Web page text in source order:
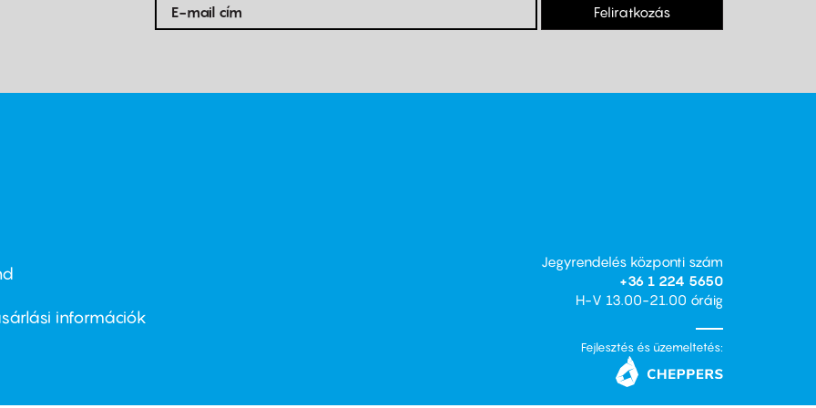
Feliratkozás
információk
Jegyrendelés központi szám
+36 1 224 5650
H-V 13.00-21.00 óráig
Fejlesztés és üzemeltetés: